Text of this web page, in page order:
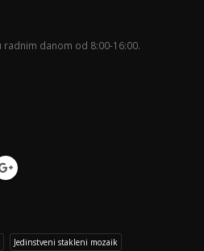
radnim danom od 8:00-16:00.
Jedinstveni stakleni mozaik